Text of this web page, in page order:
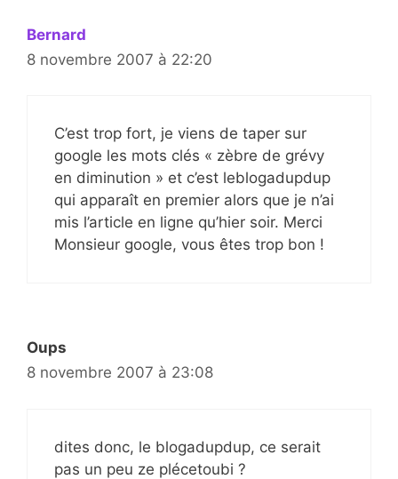
Bernard
8 novembre 2007 à 22:20
C’est trop fort, je viens de taper sur
google les mots clés « zèbre de grévy
en diminution » et c’est leblogadupdup
qui apparaît en premier alors que je n’ai
mis l’article en ligne qu’hier soir. Merci
Monsieur google, vous êtes trop bon !
Oups
8 novembre 2007 à 23:08
dites donc, le blogadupdup, ce serait
pas un peu ze plécetoubi ?